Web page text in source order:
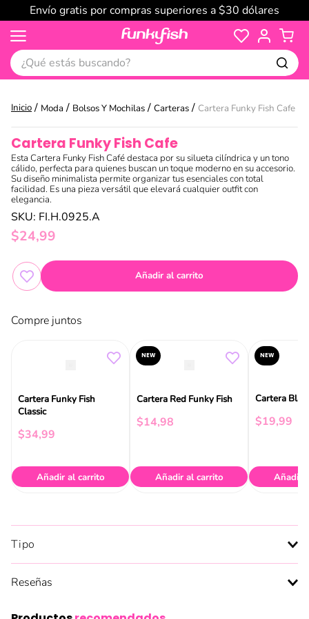
Envío gratis por compras superiores a $30 dólares
¿Qué estás buscando?
Moda Bolsos Y Mochilas Carteras Cartera Funky Fish Cafe
Cartera Funky Fish Cafe
Esta Cartera Funky Fish Café destaca por su silueta cilíndrica y un tono
cálido, perfecta para quienes buscan un toque moderno en su accesorio.
Su diseño minimalista permite organizar tus esenciales con total
facilidad. Es una pieza versátil que elevará cualquier outfit con
elegancia.
SKU: FI.H.0925.A
$24,99
Añadir al carrito
Compre juntos
Cartera Funky Fish
Classic
$34,99
Añadir al carrito
NEW
Cartera Red Funky Fish
$14,98
Añadir al carrito
NEW
Cartera
$19,99
Añadir
Tipo
Reseñas